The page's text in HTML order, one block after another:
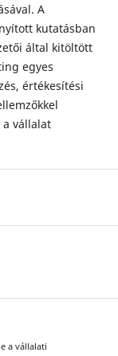
A
kutatásban
által kitöltött
egyes
értékesítési
vállalat
a vállalati